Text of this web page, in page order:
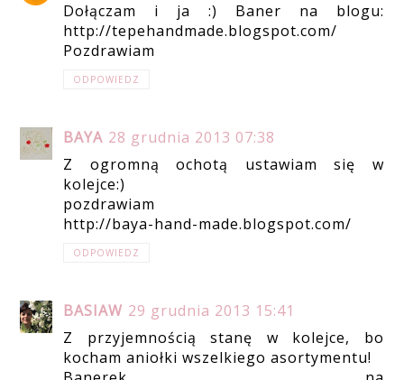
Dołączam i ja :) Baner na blogu:
http://tepehandmade.blogspot.com/
Pozdrawiam
ODPOWIEDZ
BAYA 28 grudnia 2013 07:38
Z ogromną ochotą ustawiam się w
kolejce:)
pozdrawiam
http://baya-hand-made.blogspot.com/
ODPOWIEDZ
BASIAW 29 grudnia 2013 15:41
Z przyjemnością stanę w kolejce, bo
kocham aniołki wszelkiego asortymentu!